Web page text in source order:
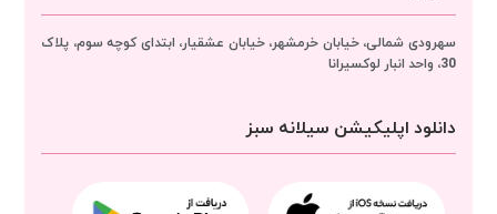
سهرودی شمالی، خیابان خرمشهر، خیابان عشقیار، ابتدای کوچه سوم، پلاک
30، واحد انبار
لوکسیرانا
دانلود اپلیکیشن سیلانه سبز